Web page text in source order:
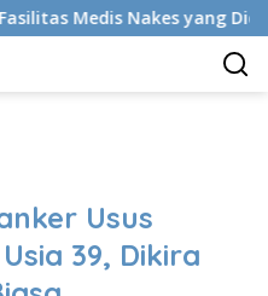
Nakes yang Diduga
Usus
39, Dikira